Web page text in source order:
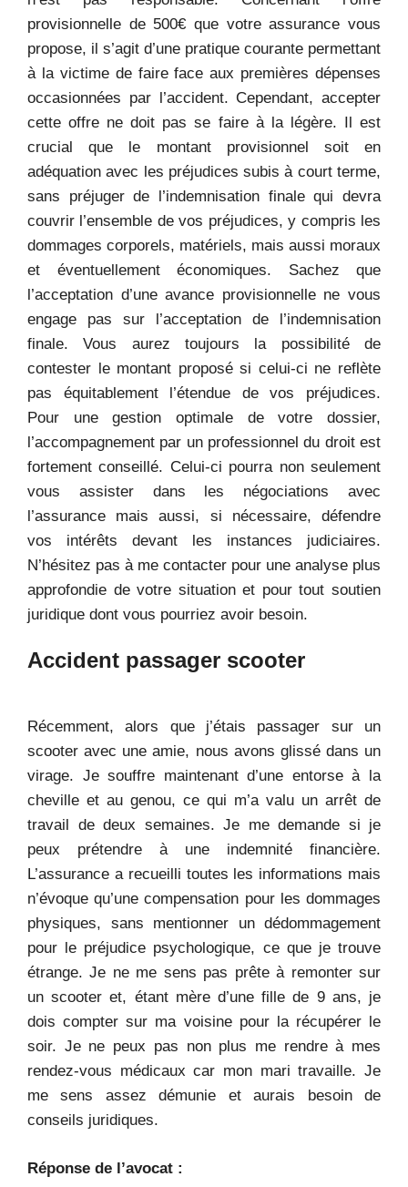
provisionnelle de 500€ que votre assurance vous
propose, il s’agit d’une pratique courante permettant
à la victime de faire face aux premières dépenses
occasionnées par l’accident. Cependant, accepter
cette offre ne doit pas se faire à la légère. Il est
crucial que le montant provisionnel soit en
adéquation avec les préjudices subis à court terme,
sans préjuger de l’indemnisation finale qui devra
couvrir l’ensemble de vos préjudices, y compris les
dommages corporels, matériels, mais aussi moraux
et éventuellement économiques. Sachez que
l’acceptation d’une avance provisionnelle ne vous
engage pas sur l’acceptation de l’indemnisation
finale. Vous aurez toujours la possibilité de
contester le montant proposé si celui-ci ne reflète
pas équitablement l’étendue de vos préjudices.
Pour une gestion optimale de votre dossier,
l’accompagnement par un professionnel du droit est
fortement conseillé. Celui-ci pourra non seulement
vous assister dans les négociations avec
l’assurance mais aussi, si nécessaire, défendre
vos intérêts devant les instances judiciaires.
N’hésitez pas à me contacter pour une analyse plus
approfondie de votre situation et pour tout soutien
juridique dont vous pourriez avoir besoin.
Accident passager scooter
Récemment, alors que j’étais passager sur un
scooter avec une amie, nous avons glissé dans un
virage. Je souffre maintenant d’une entorse à la
cheville et au genou, ce qui m’a valu un arrêt de
travail de deux semaines. Je me demande si je
peux prétendre à une indemnité financière.
L’assurance a recueilli toutes les informations mais
n’évoque qu’une compensation pour les dommages
physiques, sans mentionner un dédommagement
pour le préjudice psychologique, ce que je trouve
étrange. Je ne me sens pas prête à remonter sur
un scooter et, étant mère d’une fille de 9 ans, je
dois compter sur ma voisine pour la récupérer le
soir. Je ne peux pas non plus me rendre à mes
rendez-vous médicaux car mon mari travaille. Je
me sens assez démunie et aurais besoin de
conseils juridiques.
Réponse de l’avocat :